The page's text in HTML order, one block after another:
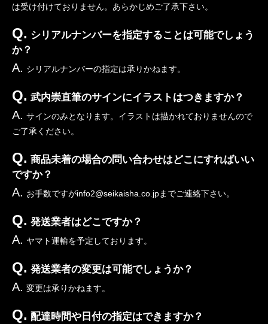
は受け付けておりません。あらかじめご了承下さい。
Q. シリアルナンバーを指定することは可能でしょう
か？
A. シリアルナンバーの指定は承りかねます。
Q. 武内崇直筆のサインにイラストはつきますか？
A. サインのみとなります。イラストは描かれておりませんので
ご了承ください。
Q. 商品未着の場合の問い合わせはどこにすればいい
ですか？
A. お手数ですがinfo2@seikaisha.co.jpまでご連絡下さい。
Q. 発送業者はどこですか？
A. ヤマト運輸を予定しております。
Q. 発送業者の変更は可能でしょうか？
A. 変更は承りかねます。
Q. 配達時間や日付の指定はできますか？